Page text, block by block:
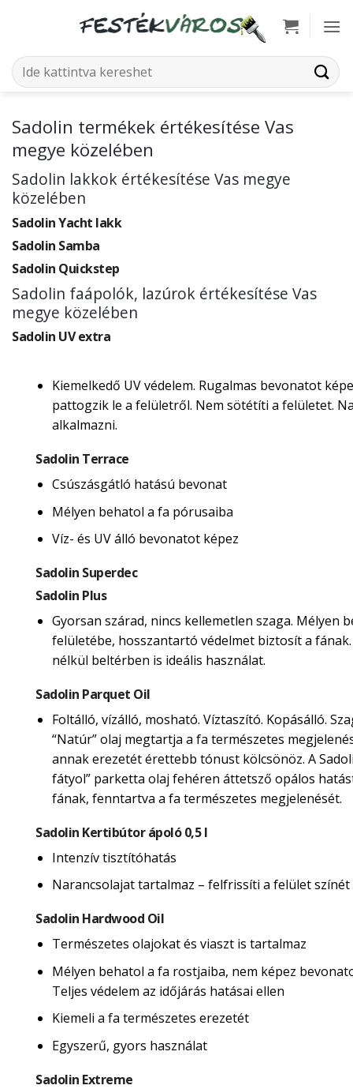
Keresés
a
Sadolin termékek értékesítése Vas
megye közelében
Sadolin lakkok értékesítése Vas megye
közelében
Sadolin Yacht lakk
Sadolin Samba
Sadolin Quickstep
Sadolin faápolók, lazúrok értékesítése Vas
megye közelében
Sadolin UV extra
Kiemelkedő UV védelem. Rugalmas bevonatot
pattogzik le a felületről. Nem sötétíti a felületet.
alkalmazni.
Sadolin Terrace
Csúszásgátló hatású bevonat
Mélyen behatol a fa pórusaiba
Víz- és UV álló bevonatot képez
Sadolin Superdec
Sadolin Plus
Gyorsan szárad, nincs kellemetlen szaga. Mélyen
felületébe, hosszantartó védelmet biztosít a
nélkül beltérben is ideális használat.
Sadolin Parquet Oil
Foltálló, vízálló, mosható. Víztaszító. Kopásálló.
“Natúr” olaj megtartja a fa természetes
annak erezetét érettebb tónust kölcsönöz. A
fátyol” parketta olaj fehéren áttetsző opálos
fának, fenntartva a fa természetes megjelenését.
Sadolin Kertibútor ápoló 0,5 l
Intenzív tisztítóhatás
Narancsolajat tartalmaz – felfrissíti a felület színét
Sadolin Hardwood Oil
Természetes olajokat és viaszt is tartalmaz
Mélyen behatol a fa rostjaiba, nem képez
Teljes védelem az időjárás hatásai ellen
Kiemeli a fa természetes erezetét
Egyszerű, gyors használat
Sadolin Extreme